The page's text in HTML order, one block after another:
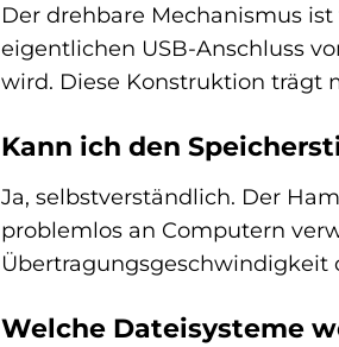
Der drehbare Mechanismus
eigentlichen USB-Anschluss
wird. Diese Konstruktion trägt
Kann ich den
Ja, selbstverständlich. Der
problemlos an Computern
Übertragungsgeschwindigkeit
Welche Dateisysteme